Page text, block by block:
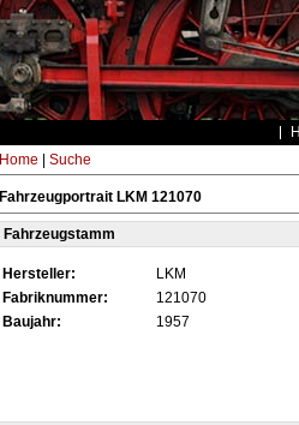
Home Suche
Fahrzeugportrait LKM 121070
Fahrzeugstamm
Hersteller:
LKM
Fabriknummer:
121070
Baujahr:
1957